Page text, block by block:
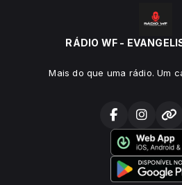
RÁDIO WF -
Mais do que uma rádio. Um